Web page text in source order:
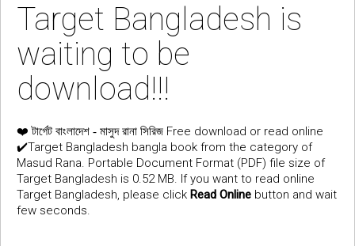
Target Bangladesh is
waiting to be
download!!!
❤️টার্গেট বাংলাদেশ - মাসুদ রানা সিরিজ Free download or read online
✔️Target Bangladesh bangla book from the category of
Masud Rana. Portable Document Format (PDF) file size of
Target Bangladesh is 0.52 MB. If you want to read online
Target Bangladesh, please click Read Online button and wait
few seconds.